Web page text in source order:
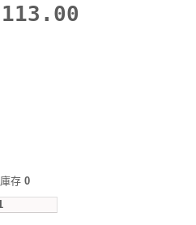
113.00
庫存 0